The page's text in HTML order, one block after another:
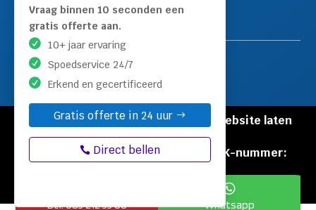
Vraag binnen 10 seconden een
gratis offerte aan.
10+ jaar ervaring
Spoedservice 24/7
Erkend en gecertificeerd
Gratis offerte in 24 uur
Direct bellen
Loodgieter Hilversum
© Copyright Loodgieters Kwartier |
Website laten
maken door Flexamedia
Privacyverklaring|Disclaimer
KVK-nummer:
Bel: 085 212 55 88

Whatsapp